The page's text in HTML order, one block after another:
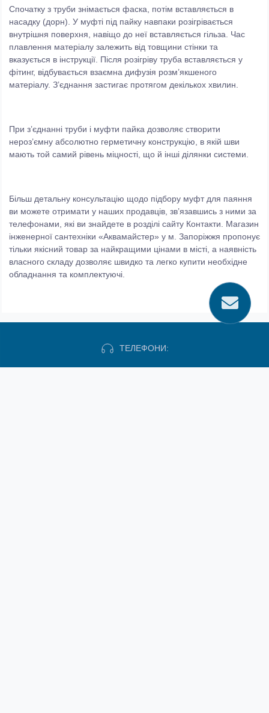
Спочатку з труби знімається фаска, потім вставляється в
насадку (дорн). У муфті під пайку навпаки розігрівається
внутрішня поверхня, навіщо до неї вставляється гільза. Час
плавлення матеріалу залежить від товщини стінки та
вказується в інструкції. Після розігріву труба вставляється у
фітинг, відбувається взаємна дифузія розм’якшеного
матеріалу. З’єднання застигає протягом декількох хвилин.
При з’єднанні труби і муфти пайка дозволяє створити
нероз’ємну абсолютно герметичну конструкцію, в якій шви
мають той самий рівень міцності, що й інші ділянки системи.
Більш детальну консультацію щодо підбору муфт для паяння
ви можете отримати у наших продавців, зв’язавшись з ними за
телефонами, які ви знайдете в розділі сайту Контакти. Магазин
інженерної сантехніки «Аквамайстер» у м. Запоріжжя пропонує
тільки якісний товар за найкращими цінами в місті, а наявність
власного складу дозволяє швидко та легко купити необхідне
обладнання та комплектуючі.
ТЕЛЕФОНИ: